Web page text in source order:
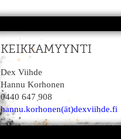
KEIKKAMYYNTI
Dex Viihde
Hannu Korhonen
0440 647 908
hannu.korhonen(ät)dexviihde.fi